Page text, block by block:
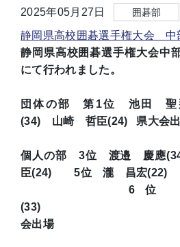
2025年05月27日 囲碁部
静岡県高校囲碁選手権大会 中
静岡県高校囲碁選手権大会中
にて行われました。
団体の部 第1位 池田
(34) 山崎 哲臣(24) 県大会
個人の部 3位 渡邉 慶
臣(24) 5位 瀧 昌宏(22)
6位 池
(33) 以上、
会出場